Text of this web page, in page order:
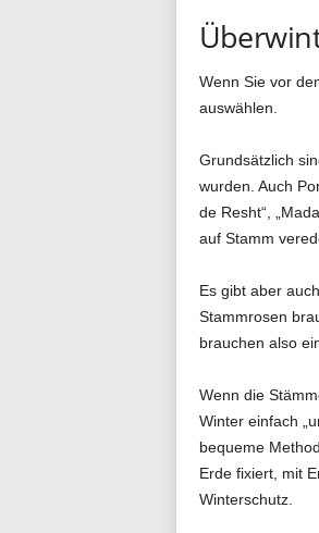
Wenn Sie vor
auswählen.
Grundsätzlich
wurden. Auch
de Resht“,
auf Stamm
Es gibt aber
Stammrosen
brauchen also
Wenn die
Winter einfach
bequeme
Erde fixiert, mit
Winterschutz.